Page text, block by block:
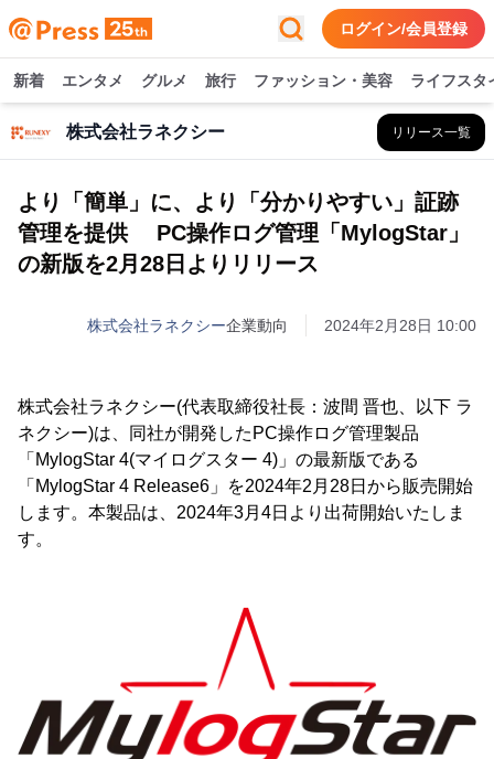
ログイン/会員登録
新着 エンタメ グルメ 旅行 ファッション・美容 ライフスタ
株式会社ラネクシー リリース一覧
より「簡単」に、より「分かりやすい」証跡
管理を提供 PC操作ログ管理「MylogStar」
の新版を2月28日よりリリース
株式会社ラネクシー企業動向 2024年2月28日 10:00
株式会社ラネクシー(代表取締役社長：波間 晋也、以下 ラ
ネクシー)は、同社が開発したPC操作ログ管理製品
「MylogStar 4(マイログスター 4)」の最新版である
「MylogStar 4 Release6」を2024年2月28日から販売開始
します。本製品は、2024年3月4日より出荷開始いたしま
す。